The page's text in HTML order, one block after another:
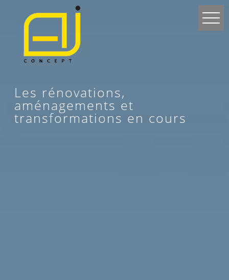
Les rénovations,
aménagements et
transformations en cours